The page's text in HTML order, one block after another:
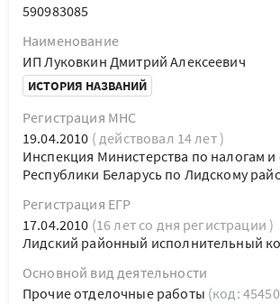
590983085
Наименование
ИП Луковкин Дмитрий Алексеевич
ИСТОРИЯ НАЗВАНИЙ
Регистрация МНС
19.04.2010 ( действовал 14 лет )
Инспекция Министерства по налогам
Республики Беларусь по Лидскому
Регистрация ЕГР
17.04.2010 (16 лет со дня регистрации )
Лидский районный исполнительный
Основной вид деятельности
Прочие отделочные работы (код: